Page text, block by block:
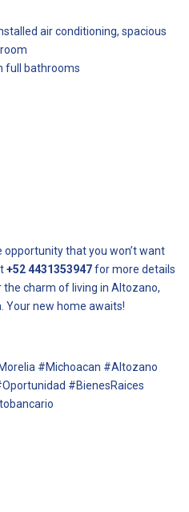
air conditioning, spacious
full bathrooms
that you won’t want
+52 4431353947for more details
the charm of living in Altozano,
Your new home awaits!
#Michoacan #Altozano
#BienesRaices